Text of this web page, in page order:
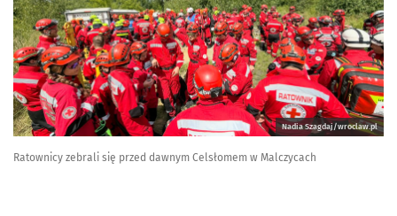
Nadia Szagdaj/wroclaw.pl
Ratownicy zebrali się przed dawnym Celsłomem w Malczycach